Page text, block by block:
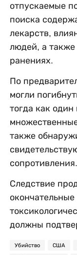
отпускаемые
поиска
лекарств,
людей, а
ранениях.
По
могли
тогда как один
также
сопротивления.
Следствие
окончательные
должны
Убийство США